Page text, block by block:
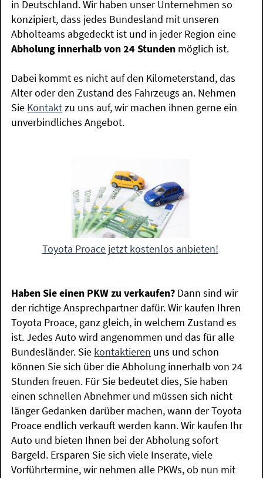
in Deutschland. Wir haben unser Unternehmen so
konzipiert, dass jedes Bundesland mit unseren
Abholteams abgedeckt ist und in jeder Region eine
Abholung innerhalb von 24 Stunden möglich ist.
Dabei kommt es nicht auf den Kilometerstand, das
Alter oder den Zustand des Fahrzeugs an. Nehmen
Sie Kontaktzu uns auf, wir machen ihnen gerne ein
unverbindliches Angebot.
Toyota Proace jetzt kostenlos anbieten!
Haben Sie einen PKW zu verkaufen? Dann sind wir
der richtige Ansprechpartner dafür. Wir kaufen Ihren
Toyota Proace, ganz gleich, in welchem Zustand es
ist. Jedes Auto wird angenommen und das für alle
Bundesländer. Sie kontaktieren uns und schon
können Sie sich über die Abholung innerhalb von 24
Stunden freuen. Für Sie bedeutet dies, Sie haben
einen schnellen Abnehmer und müssen sich nicht
länger Gedanken darüber machen, wann der Toyota
Proace endlich verkauft werden kann. Wir kaufen Ihr
Auto und bieten Ihnen bei der Abholung sofort
Bargeld. Ersparen Sie sich viele Inserate, viele
Vorführtermine, wir nehmen alle PKWs, ob nun mit